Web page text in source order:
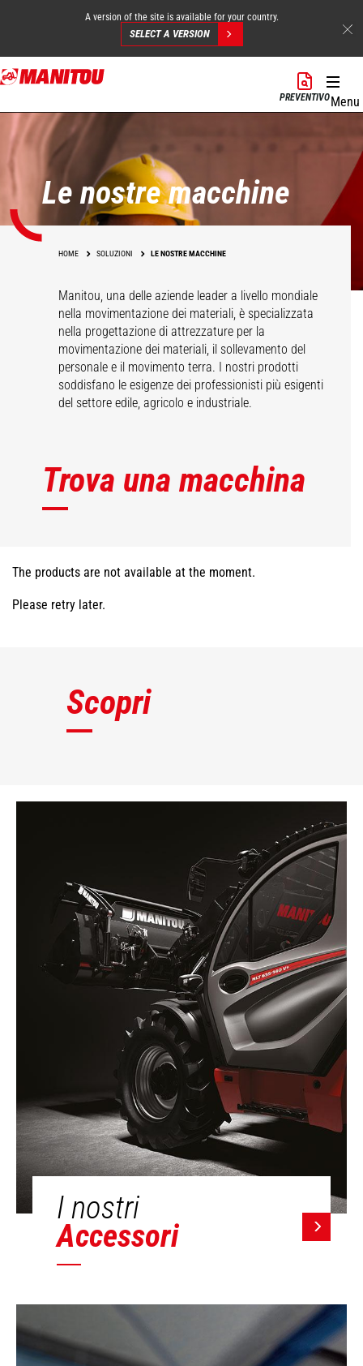
Salta
al
principale
A version of the site is available for your country.
SELECT A VERSION
PREVENTIVOMenu
Le nostre macchine
HOME SOLUZIONI LE NOSTRE MACCHINE
Manitou, una delle aziende leader a livello mondiale
nella movimentazione dei materiali, è specializzata
nella progettazione di attrezzature per la
movimentazione dei materiali, il sollevamento del
personale e il movimento terra. I nostri prodotti
soddisfano le esigenze dei professionisti più esigenti
del settore edile, agricolo e industriale.
Trova una macchina
The products are not available at the moment.
Please retry later.
Scopri
I nostri
Accessori